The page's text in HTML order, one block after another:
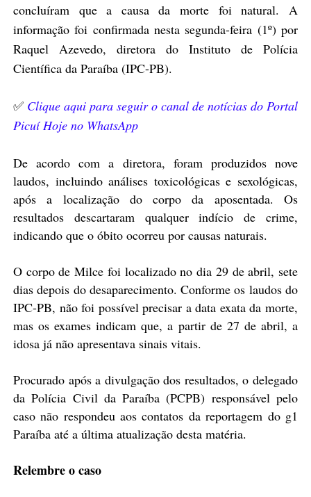
concluíram que a causa da morte foi natural. A
informação foi confirmada nesta segunda-feira (1º) por
Raquel Azevedo, diretora do Instituto de Polícia
Científica da Paraíba (IPC-PB).
✅ Clique aqui para seguir o canal de notícias do Portal
Picuí Hoje no WhatsApp
De acordo com a diretora, foram produzidos nove
laudos, incluindo análises toxicológicas e sexológicas,
após a localização do corpo da aposentada. Os
resultados descartaram qualquer indício de crime,
indicando que o óbito ocorreu por causas naturais.
O corpo de Milce foi localizado no dia 29 de abril, sete
dias depois do desaparecimento. Conforme os laudos do
IPC-PB, não foi possível precisar a data exata da morte,
mas os exames indicam que, a partir de 27 de abril, a
idosa já não apresentava sinais vitais.
Procurado após a divulgação dos resultados, o delegado
da Polícia Civil da Paraíba (PCPB) responsável pelo
caso não respondeu aos contatos da reportagem do g1
Paraíba até a última atualização desta matéria.
Relembre o caso